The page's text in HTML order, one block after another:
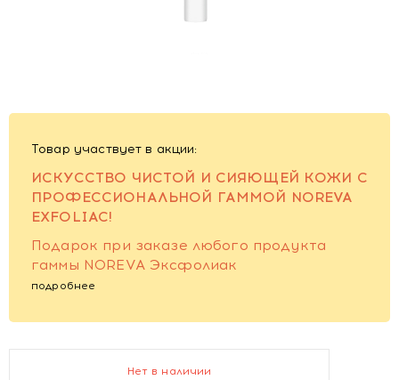
Товар участвует в акции:
ИСКУССТВО ЧИСТОЙ И СИЯЮЩЕЙ КОЖИ С
ПРОФЕССИОНАЛЬНОЙ ГАММОЙ NOREVA
EXFOLIAC!
Подарок при заказе любого продукта
гаммы NOREVA Эксфолиак
подробнее
Нет в наличии